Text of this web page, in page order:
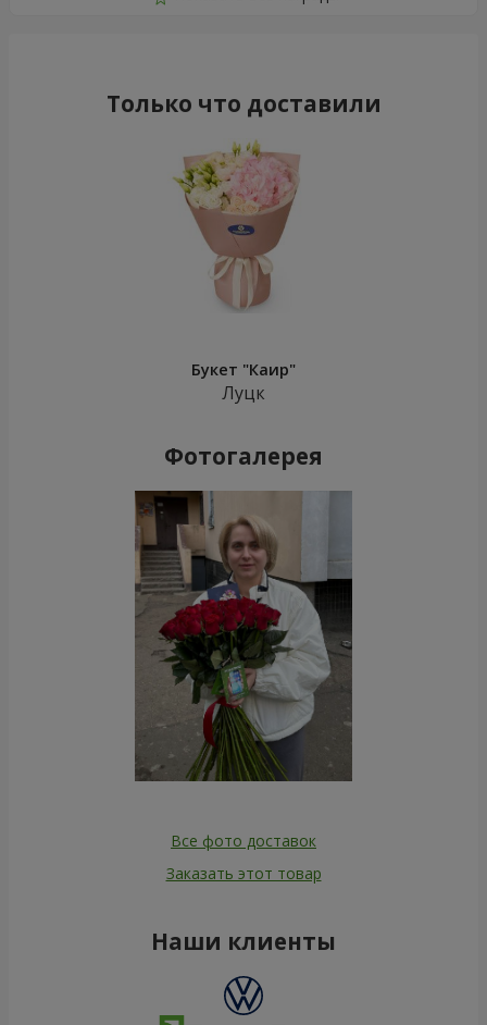
Только что доставили
Букет "Каир"
Луцк
Фотогалерея
Все фото доставок
Заказать этот товар
Наши клиенты